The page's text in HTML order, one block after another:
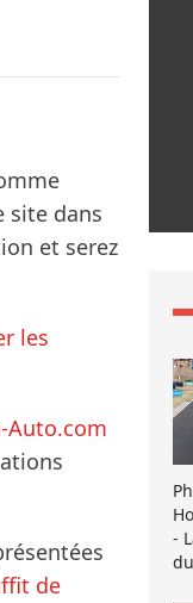
site dans
et serez
les
Auto.com
de
-